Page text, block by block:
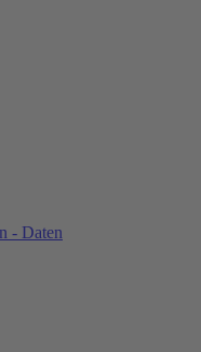
- Daten